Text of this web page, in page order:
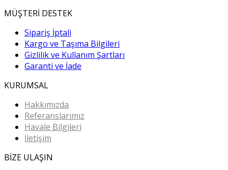
MÜŞTERİ DESTEK
Sipariş İptali
Kargo ve Taşıma Bilgileri
Gizlilik ve Kullanım Şartları
Garanti ve İade
KURUMSAL
Hakkımızda
Referanslarımız
Havale Bilgileri
İletişim
BİZE ULAŞIN